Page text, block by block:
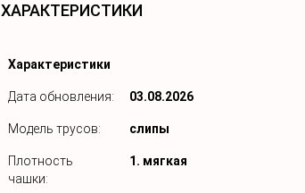
ХАРАКТЕРИСТИКИ
Характеристики
Дата обновления: 03.08.2026
Модель трусов: слипы
Плотность
чашки:
1. мягкая